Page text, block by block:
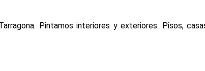
Pintamos interiores y exteriores. Pisos,